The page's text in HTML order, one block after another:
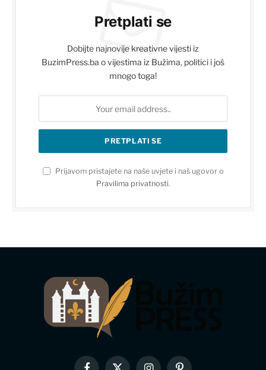
Pretplati se
Dobijte najnovije kreativne vijesti iz
BuzimPress.ba o vijestima iz Bužima, politici i još
mnogo toga!
Prijavom pristajete na naše uvjete i naš ugovor o
Pravilima privatnosti.